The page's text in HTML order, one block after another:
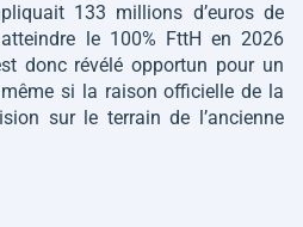
133 millions d’euros de
le 100% FttH en 2026
donc révélé opportun pour un
si la raison officielle de la
sur le terrain de l’ancienne